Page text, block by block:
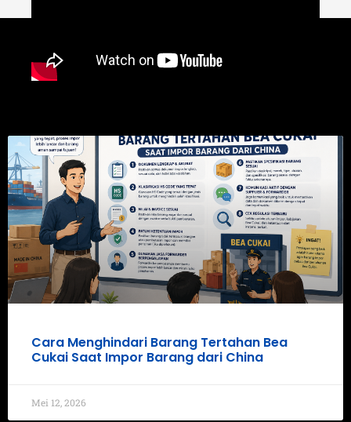
Cara Menghindari Barang Tertahan Bea
Cukai Saat Impor Barang dari China
Mei 12, 2026